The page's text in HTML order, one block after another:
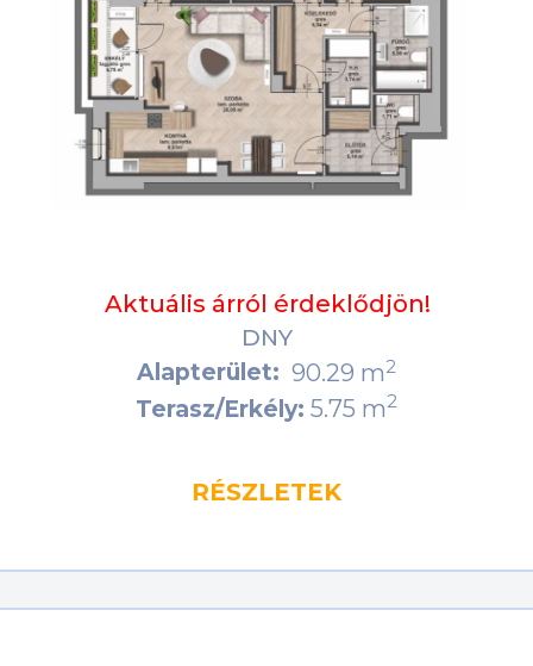
Aktuális árról érdeklődjön!
DNY
Alapterület: 90.29 m2
Terasz/Erkély: 5.75 m2
RÉSZLETEK